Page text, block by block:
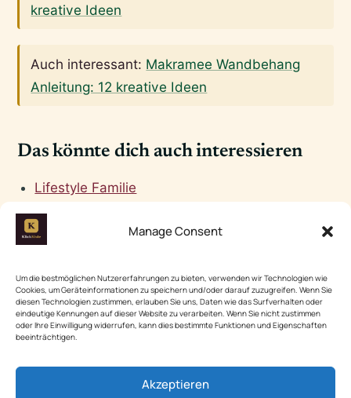
Manage Consent
Um die bestmöglichen Nutzererfahrungen zu bieten, verwenden wir Technologien wie
Cookies, um Geräteinformationen zu speichern und/oder darauf zuzugreifen. Wenn Sie
diesen Technologien zustimmen, erlauben Sie uns, Daten wie das Surfverhalten oder
eindeutige Kennungen auf dieser Website zu verarbeiten. Wenn Sie nicht zustimmen
oder Ihre Einwilligung widerrufen, kann dies bestimmte Funktionen und Eigenschaften
beeinträchtigen.
Akzeptieren
kreative Ideen
Auch interessant: Makramee Wandbehang
Anleitung: 12 kreative Ideen
Das könnte dich auch interessieren
Lifestyle Familie
Neueste in Lifestyle Familie
Mehr aus Lifestyle Familie
kreative Ideen zum Selbermachen
Makramee Knoten Armband: 12 kreative Ideen
zum Selbermachen
Makramee Armband Knüpfen Einfach: 12
kreative Ideen zum Selbermachen